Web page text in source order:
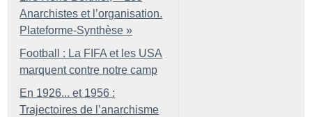
Anarchistes et l’organisation.
Plateforme-Synthèse »
Football : La FIFA et les USA
marquent contre notre camp
En 1926... et 1956 :
Trajectoires de l’anarchisme